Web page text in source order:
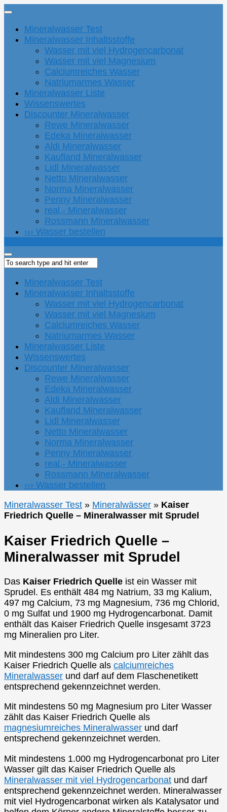
Mineralwasser Test
Mineralwasser Inhaltsstoffe
Wasser mit viel Hydrogencarbonat
Wasser mit viel Magnesium
Calciumreiches Wasser
Natriumarmes Wasser
Mineralwasser Liste
Wissenswertes
Discounter Mineralwasser
Rewe Mineralwasser
Edeka Mineralwasser
Aldi Mineralwasser
Kaufland Mineralwasser
Lidl Mineralwasser
Netto Mineralwasser
Norma Mineralwasser
Penny Mineralwasser
real,- Mineralwasser
Rossmann Mineralwasser
››› Wasser bestellen
Mineralwasser Test
Mineralwasser Inhaltsstoffe
Wasser mit viel Hydrogencarbonat
Wasser mit viel Magnesium
Calciumreiches Wasser
Natriumarmes Wasser
Mineralwasser Liste
Wissenswertes
Discounter Mineralwasser
Rewe Mineralwasser
Edeka Mineralwasser
Aldi Mineralwasser
Kaufland Mineralwasser
Lidl Mineralwasser
Netto Mineralwasser
Norma Mineralwasser
Penny Mineralwasser
real,- Mineralwasser
Rossmann Mineralwasser
››› Wasser bestellen
Mineralwasser Test » Mineralwässer » Kaiser
Friedrich Quelle – Mineralwasser mit Sprudel
Kaiser Friedrich Quelle –
Mineralwasser mit Sprudel
Das Kaiser Friedrich Quelle ist ein Wasser mit
Sprudel. Es enthält 484 mg Natrium, 33 mg Kalium,
497 mg Calcium, 73 mg Magnesium, 736 mg Chlorid,
0 mg Sulfat und 1900 mg Hydrogencarbonat. Damit
enthält das Kaiser Friedrich Quelle insgesamt 3723
mg Mineralien pro Liter.
Mit mindestens 300 mg Calcium pro Liter zählt das
Kaiser Friedrich Quelle als calciumreiches
Mineralwasser und darf auf dem Flaschenetikett
entsprechend gekennzeichnet werden.
Mit mindestens 50 mg Magnesium pro Liter Wasser
zählt das Kaiser Friedrich Quelle als
magnesiumreiches Mineralwasser und darf
entsprechend gekennzeichnet werden.
Mit mindestens 1.000 mg Hydrogencarbonat pro Liter
Wasser gilt das Kaiser Friedrich Quelle als
Mineralwasser mit viel Hydrogencarbonat und darf
entsprechend gekennzeichnet werden. Mineralwasser
mit viel Hydrogencarbonat wirken als Katalysator und